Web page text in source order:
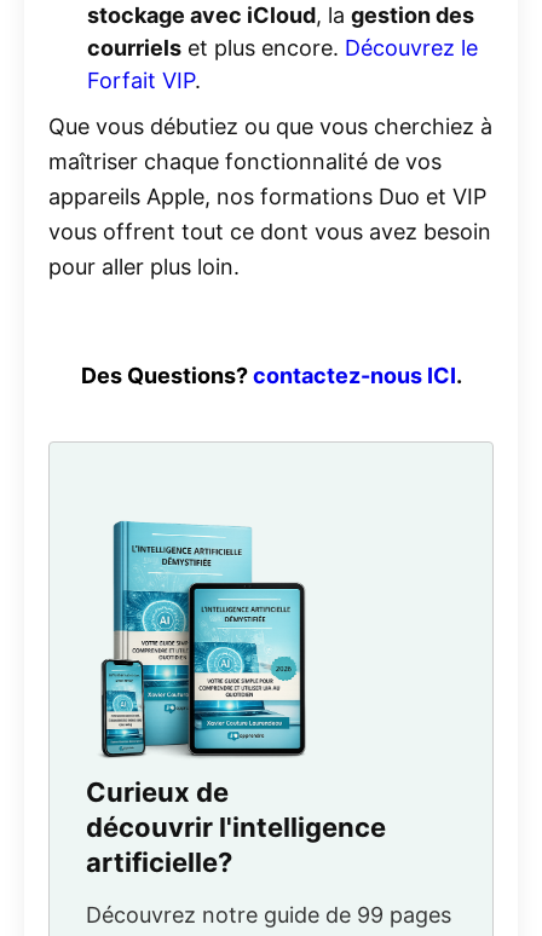
stockage avec iCloud, la gestion des
courriels et plus encore. Découvrez le
Forfait VIP.
Que vous débutiez ou que vous cherchiez à
maîtriser chaque fonctionnalité de vos
appareils Apple, nos formations Duo et VIP
vous offrent tout ce dont vous avez besoin
pour aller plus loin.
Des Questions? contactez-nous ICI.
Curieux de
découvrir l'intelligence
artificielle?
Découvrez notre guide de 99 pages